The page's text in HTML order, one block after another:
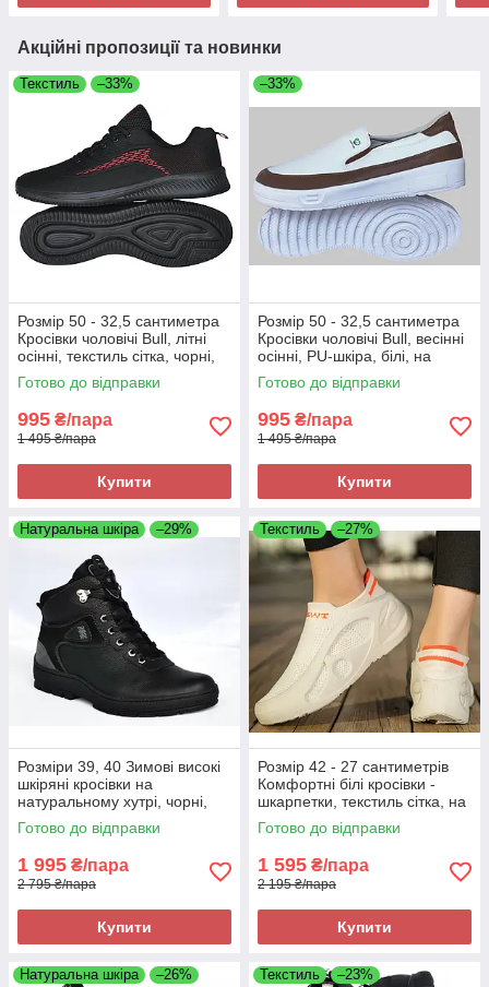
Акційні пропозиції та новинки
Текстиль –33%
Розмір 50 - 32,5 сантиметра
Кросівки чоловічі Bull, літні
осінні, текстиль сітка, чорні,
на підошві з піни, легкі і
зручні
Готово до відправки
995 ₴/пара
1 495 ₴/пара
Купити
–33%
Розмір 50 - 32,5 сантиметра
Кросівки чоловічі Bull, весінні
осінні, PU-шкіра, білі, на
підошві з піни, легкі і зручні
Готово до відправки
995 ₴/пара
1 495 ₴/пара
Купити
Натуральна шкіра –29%
Розміри 39, 40 Зимові високі
шкіряні кросівки на
натуральному хутрі, чорні,
теплі і комфортні Brave 7000
Готово до відправки
1 995 ₴/пара
2 795 ₴/пара
Купити
Текстиль –27%
Розмір 42 - 27 сантиметрів
Комфортні білі кросівки -
шкарпетки, текстиль сітка, на
підошві з піни
Готово до відправки
1 595 ₴/пара
2 195 ₴/пара
Купити
Натуральна шкіра –26% Текстиль –23%